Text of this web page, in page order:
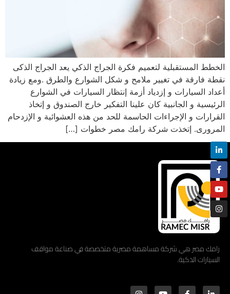
الخطط المستقبلية لتعميم فكرة الجراج الذكي يعد الجراج الذكى
نقطة فارقة في تغيير ملامح و شكل الشوارع والطرق .ومع زيادة
أعداد السيارات و إزدياد أزمة إنتظار السيارات في الشوارع
الرئيسية و الجانبية كان علينا التفكير خارج الصندوق و إتخاذ
القرارات و الإجراءات الحاسمة للحد من هذه العشوائية و الإزدحام
المرورى. إتخذت شركة رامك مصر خطوات […]
رامك مصر هي شركة مساهمة مصرية متخصصة في صناعة مواقف
السيارات الذكية.